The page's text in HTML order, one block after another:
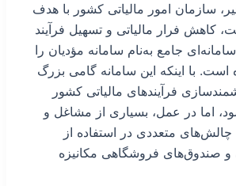
سازمان امور مالیاتی کشور با هدف
کاهش فرار مالیاتی و تسهیل فرآیند
جامع به‌نام سامانه مؤدیان را
است. با اینکه این سامانه گامی بزرگ
فرآیندهای مالیاتی کشور
اما در عمل، بسیاری از مشاغل و
متعددی در استفاده از
و صندوق‌های فروشگاهی مکانیزه